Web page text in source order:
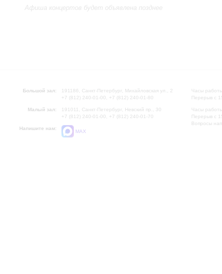
Афиша концертов будет объявлена позднее
Большой зал:
191186, Санкт-Петербург, Михайловская ул., 2
+7 (812) 240-01-00, +7 (812) 240-01-80
Малый зал:
191011, Санкт-Петербург, Невский пр., 30
+7 (812) 240-01-00, +7 (812) 240-01-70
Напишите нам:
MAX
Часы
Перерыв с
Часы
Перерыв с
Вопросы